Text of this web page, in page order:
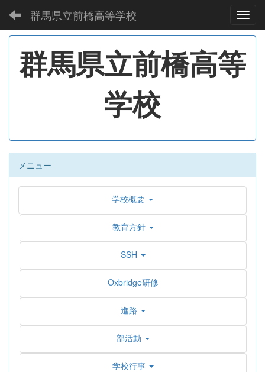
群馬県立前橋高等学校
群馬県立前橋高等
学校
メニュー
学校概要
教育方針
SSH
Oxbridge研修
進路
部活動
学校行事